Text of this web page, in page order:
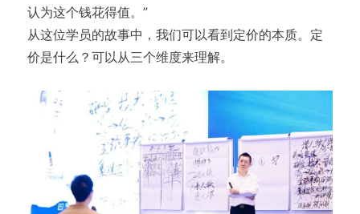
认为这个钱花得值。”
从这位学员的故事中，我们可以看到定价的本质。定
价是什么？可以从三个维度来理解。